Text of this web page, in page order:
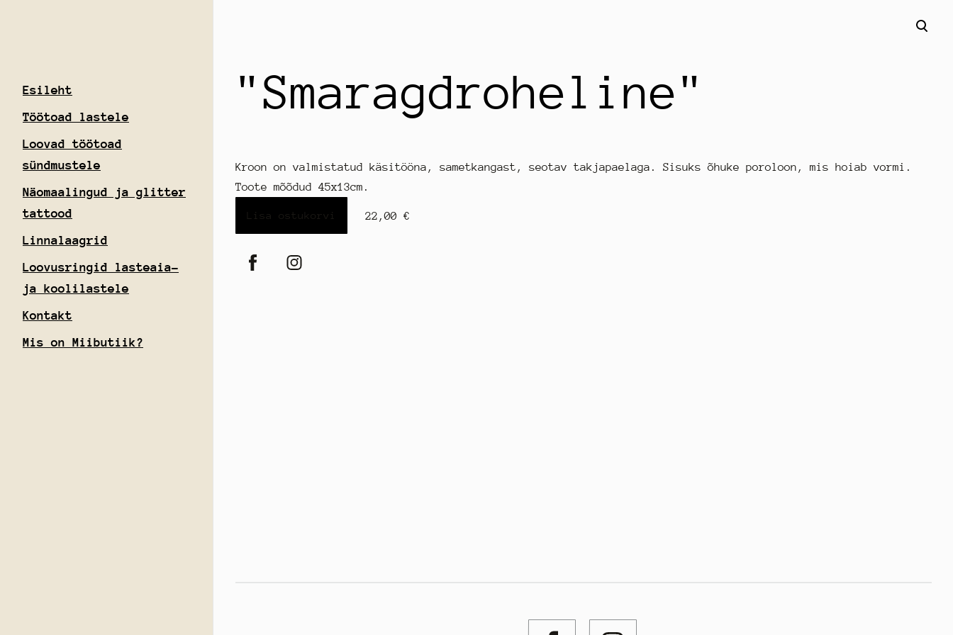
Esileht
Töötoad lastele
Loovad töötoad
sündmustele
Näomaalingud ja glitter
tattood
Linnalaagrid
Loovusringid lasteaia-
ja koolilastele
Kontakt
Mis on Miibutiik?
"Smaragdroheline"
Kroon on valmistatud käsitööna, sametkangast, seotav takjapaelaga. Sisuks õhuke poroloon, mis hoiab vormi.
Toote mõõdud 45x13cm.
Lisa ostukorvi 22,00 €